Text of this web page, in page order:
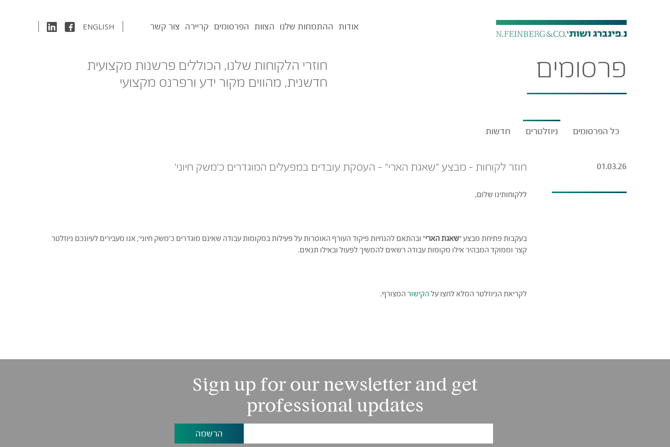
אודות ההתמחות שלנו הצוות הפרסומים קריירה צור קשר ENGLISH
פרסומים
חוזרי הלקוחות שלנו, הכוללים פרשנות מקצועית
חדשנית, מהווים מקור ידע ורפרנס מקצועי
כל הפרסומים ניוזלטרים חדשות
01.03.26 חוזר לקוחות – מבצע ״שאגת הארי״ – העסקת עובדים במפעלים המוגדרים כ׳משק חיוני׳
ללקוחותינו שלום,
בעקבות פתיחת מבצע "שאגת הארי" ובהתאם להנחיות פיקוד העורף האוסרות על פעילות במקומות עבודה שאינם מוגדרים כ'משק חיוני', אנו מעבירים לעיונכם ניוזלטר
קצר וממוקד המבהיר אילו מקומות עבודה רשאים להמשיך לפעול ובאילו תנאים.
לקריאת הניוזלטר המלא לחצו על הקישור המצורף.
Sign up for our newsletter and get
professional updates